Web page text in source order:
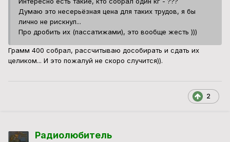
Думаю это несерьёзная цена для таких трудов, я бы
лично не рискнул...
Про дробить их (пассатижами), это вообще жесть )))
Грамм 400 собрал, рассчитываю дособирать и сдать их
целиком... И это пожалуй не скоро случится)).
2
Радиолюбитель